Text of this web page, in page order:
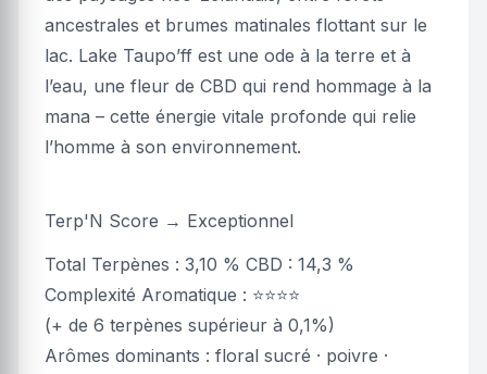
ancestrales et brumes matinales flottant sur le
lac. Lake Taupo’ff est une ode à la terre et à
l’eau, une fleur de CBD qui rend hommage à la
mana – cette énergie vitale profonde qui relie
l’homme à son environnement.
Terp'N Score → Exceptionnel
Total Terpènes : 3,10 % CBD : 14,3 %
Complexité Aromatique : ⭐⭐⭐⭐
(+ de 6 terpènes supérieur à 0,1%)
Arômes dominants : floral sucré · poivre ·